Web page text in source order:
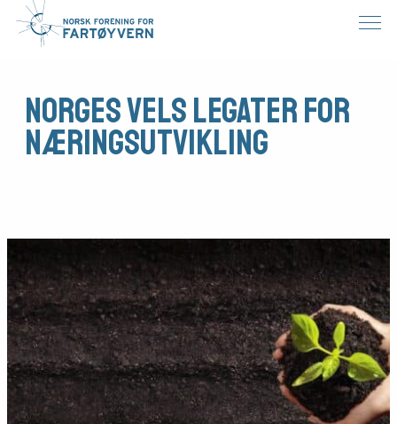
Medlemsfartøy
Norges Vels legater for
næringsutvikling